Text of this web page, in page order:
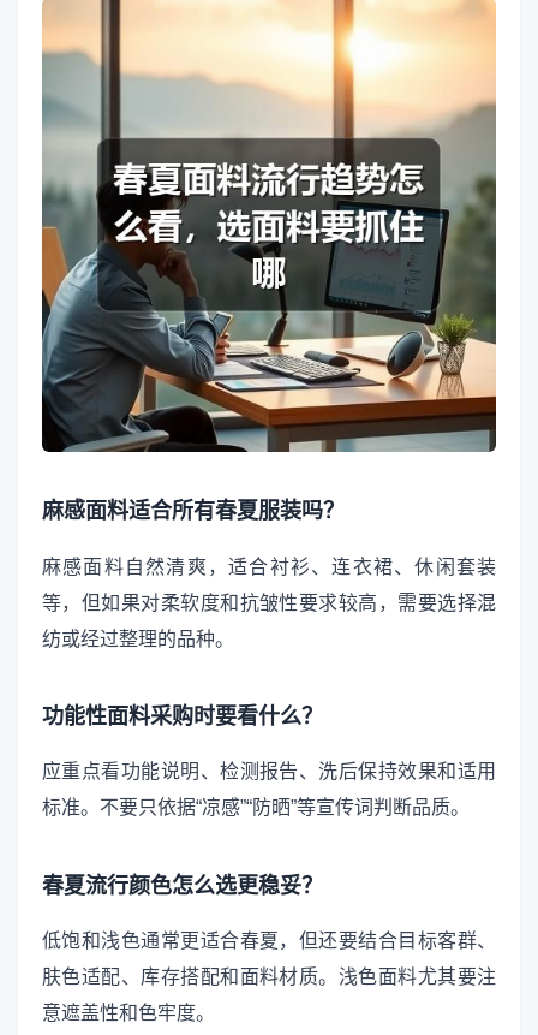
麻感面料适合所有春夏服装吗？
麻感面料自然清爽，适合衬衫、连衣裙、休闲套装
等，但如果对柔软度和抗皱性要求较高，需要选择混
纺或经过整理的品种。
功能性面料采购时要看什么？
应重点看功能说明、检测报告、洗后保持效果和适用
标准。不要只依据“凉感”“防晒”等宣传词判断品质。
春夏流行颜色怎么选更稳妥？
低饱和浅色通常更适合春夏，但还要结合目标客群、
肤色适配、库存搭配和面料材质。浅色面料尤其要注
意遮盖性和色牢度。